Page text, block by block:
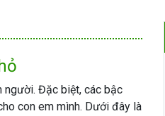
người. Đặc biệt, các bậc
con em mình. Dưới đây là